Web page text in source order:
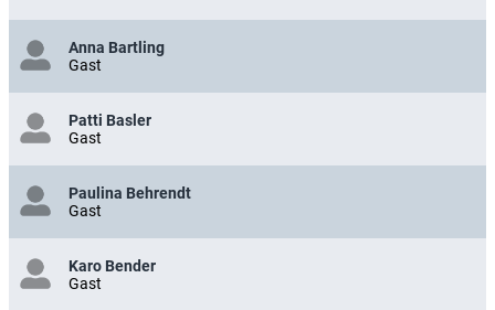
Anna Bartling
Gast
Patti Basler
Gast
Paulina Behrendt
Gast
Karo Bender
Gast